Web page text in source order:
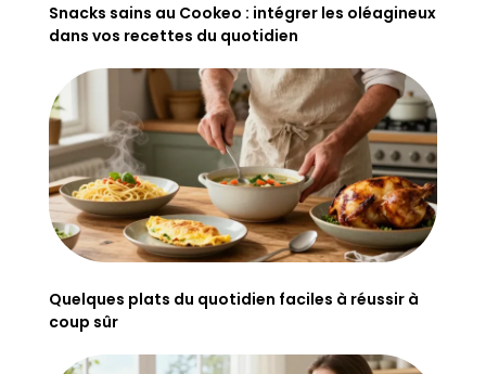
Snacks sains au Cookeo : intégrer les oléagineux
dans vos recettes du quotidien
Quelques plats du quotidien faciles à réussir à
coup sûr